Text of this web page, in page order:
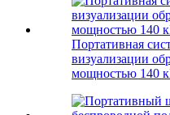
Портативная
визуализации
мощностью 140